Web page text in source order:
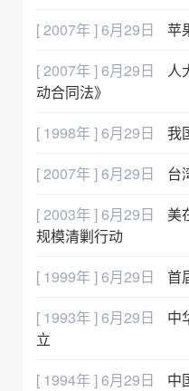
[ 2007年 ] 6月29日
苹
[ 2007年 ] 6月29日
人
动合同法》
[ 1998年 ] 6月29日
我
[ 2007年 ] 6月29日
台
[ 2003年 ] 6月29日
美
规模清剿行动
[ 1999年 ] 6月29日
首
[ 1993年 ] 6月29日
中
立
[ 1994年 ] 6月29日
中